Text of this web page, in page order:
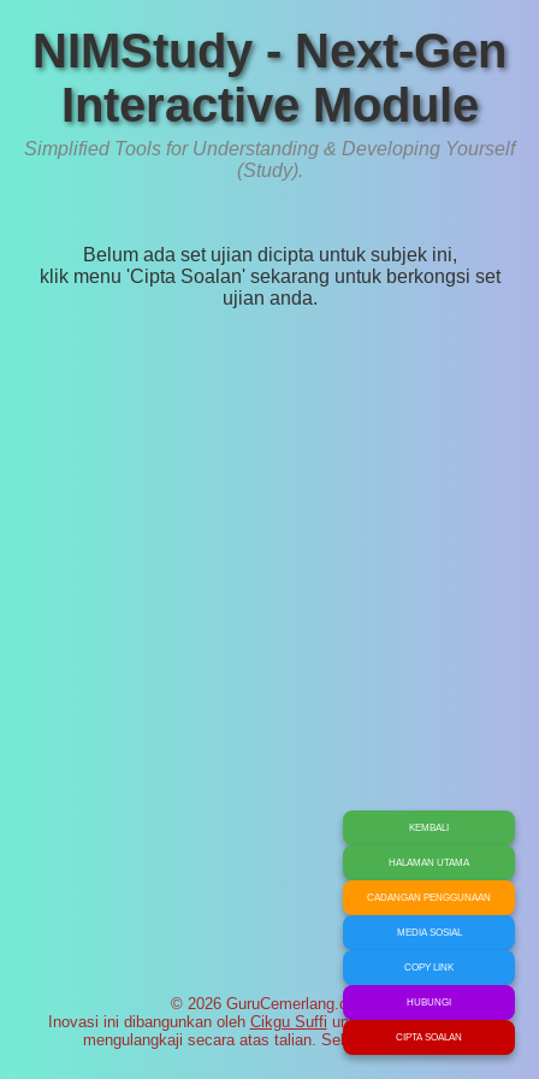
NIMStudy - Next-Gen
Interactive Module
Simplified Tools for Understanding & Developing Yourself
(Study).
Belum ada set ujian dicipta untuk subjek ini,
klik menu 'Cipta Soalan' sekarang untuk berkongsi set
ujian anda.
© 2026 GuruCemerlang.com
Inovasi ini dibangunkan oleh Cikgu Suffi untuk membantu murid
mengulangkaji secara atas talian. Selamat maju jaya!
KEMBALI
HALAMAN UTAMA
CADANGAN PENGGUNAAN
MEDIA SOSIAL
COPY LINK
HUBUNGI
CIPTA SOALAN